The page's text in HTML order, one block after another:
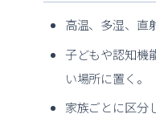
高温、多湿、直
子どもや認知機
い場所に置く。
家族ごとに区分